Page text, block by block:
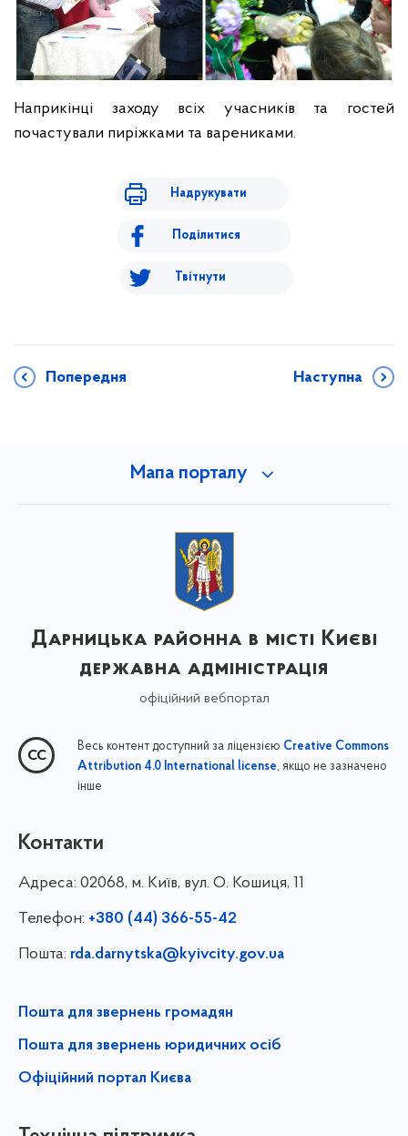
Наприкінці заходу всіх учасників та гостей
почастували пиріжками та варениками.
Надрукувати
Поділитися
Твітнути
Попередня Наступна
Мапа порталу
Дарницька районна в місті Києві
державна адміністрація
офіційний вебпортал
Весь контент доступний за ліцензією Creative Commons
Attribution 4.0 International license, якщо не зазначено
інше
Контакти
Адреса: 02068, м. Київ, вул. О. Кошиця, 11
Телефон: +380 (44) 366-55-42
Пошта: rda.darnytska@kyivcity.gov.ua
Пошта для звернень громадян
Пошта для звернень юридичних осіб
Офіційний портал Києва